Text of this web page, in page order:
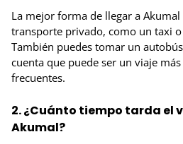
La mejor forma de llegar a Akumal
transporte privado, como un taxi
También puedes tomar un
cuenta que puede ser un viaje
frecuentes.
2. ¿Cuánto tiempo tarda el
Akumal?